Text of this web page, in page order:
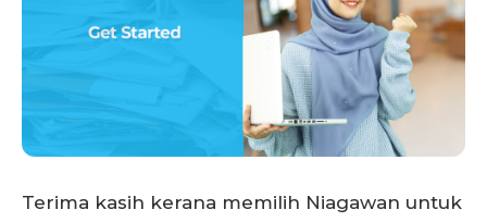
Terima kasih kerana memilih Niagawan untuk